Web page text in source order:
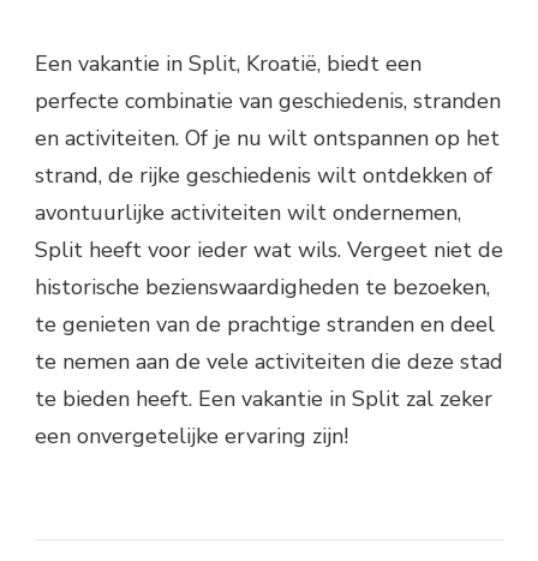
Een vakantie in Split, Kroatië, biedt een
perfecte combinatie van geschiedenis, stranden
en activiteiten. Of je nu wilt ontspannen op het
strand, de rijke geschiedenis wilt ontdekken of
avontuurlijke activiteiten wilt ondernemen,
Split heeft voor ieder wat wils. Vergeet niet de
historische bezienswaardigheden te bezoeken,
te genieten van de prachtige stranden en deel
te nemen aan de vele activiteiten die deze stad
te bieden heeft. Een vakantie in Split zal zeker
een onvergetelijke ervaring zijn!